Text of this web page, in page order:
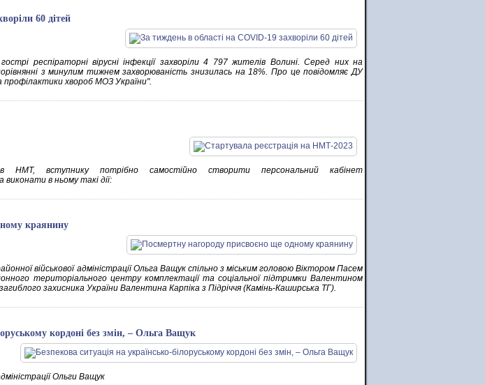
60 дітей
респіраторні вірусні інфекції захворіли 4 797 жителів Волині. Серед них на
з минулим тижнем захворюваність знизилась на 18%. Про це повідомляє ДУ
хвороб МОЗ України".
вступнику потрібно самостійно створити персональний кабінет
виконати в ньому такі дії:
краянину
військової адміністрації Ольга Ващук спільно з міським головою Віктором Пасем
територіального центру комплектації та соціальної підтримки Валентином
захисника України Валентина Карпіка з Підріччя (Камінь-Каширська ТГ).
кордоні без змін, – Ольга Ващук
Ольги Ващук